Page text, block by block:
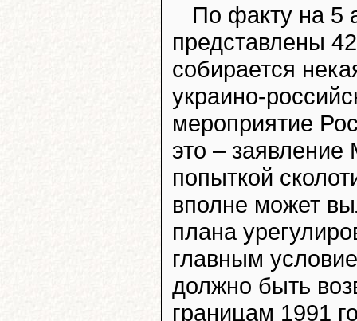
По факту на 5
представлены
собирается
украино-
мероприятие
это –
попыткой
вполне может
плана
главным
должно быть
границам 1991